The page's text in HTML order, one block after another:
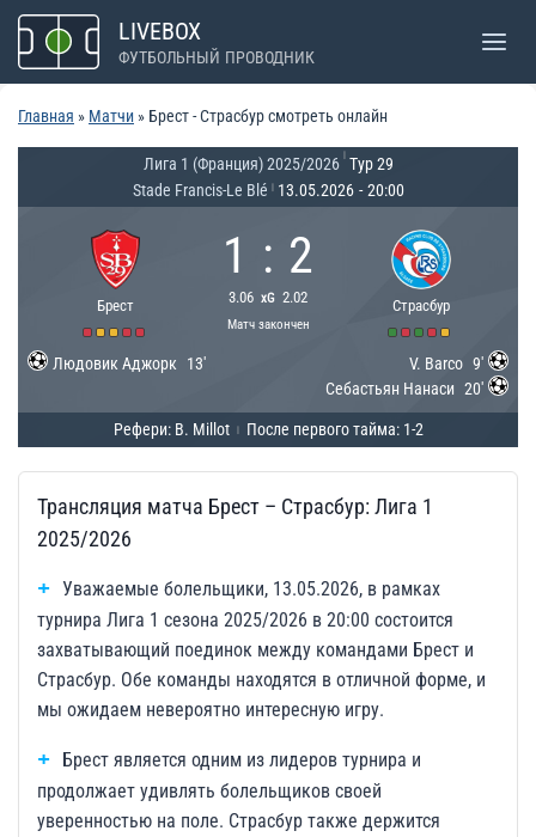
Перейти
содержимому
LIVEBOX
ФУТБОЛЬНЫЙ ПРОВОДНИК
Главная » Матчи » Брест - Страсбур смотреть онлайн
Лига 1 (Франция) 2025/2026 Тур 29
Stade Francis-Le Blé
13.05.2026 - 20:00
Брест
1 : 2
3.06 xG 2.02
Матч закончен
Страсбур
Людовик Аджорк 13' V. Barco 9'
Себастьян Нанаси 20'
Рефери: B. Millot После первого тайма: 1-2
Трансляция матча Брест – Страсбур: Лига 1
2025/2026
Уважаемые болельщики, 13.05.2026, в рамках
турнира Лига 1 сезона 2025/2026 в 20:00 состоится
захватывающий поединок между командами Брест и
Страсбур. Обе команды находятся в отличной форме, и
мы ожидаем невероятно интересную игру.
Брест является одним из лидеров турнира и
продолжает удивлять болельщиков своей
уверенностью на поле. Страсбур также держится